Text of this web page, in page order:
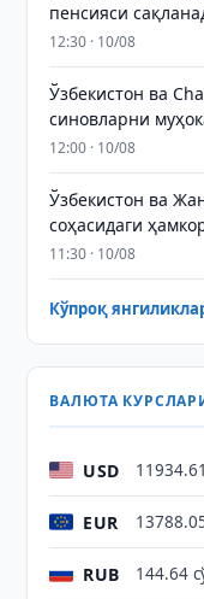
пенсияси
12:30 · 10/08
Ўзбекистон ва
синовларни
12:00 · 10/08
Ўзбекистон ва
соҳасидаги
11:30 · 10/08
Кўпроқ
ВАЛЮТА
USD
EUR
RUB 144.64